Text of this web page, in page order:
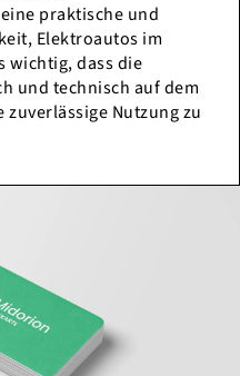
praktische und
Elektroautos im
wichtig, dass die
und technisch auf dem
Nutzung zu